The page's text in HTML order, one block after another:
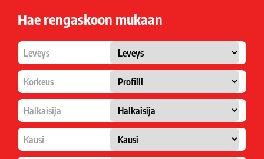
Hae rengaskoon mukaan
Leveys
Korkeus
Halkaisija
Kausi